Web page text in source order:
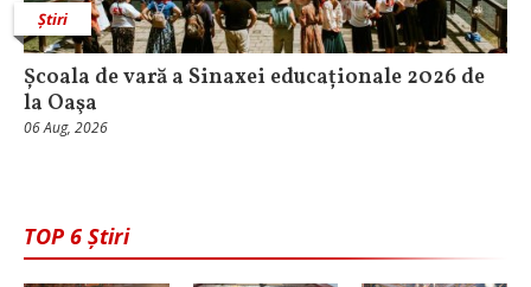
Știri
Școala de vară a Sinaxei educaționale 2026 de
la Oaşa
06 Aug, 2026
TOP 6 Știri